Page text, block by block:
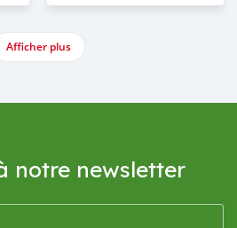
Afficher plus
notre newsletter